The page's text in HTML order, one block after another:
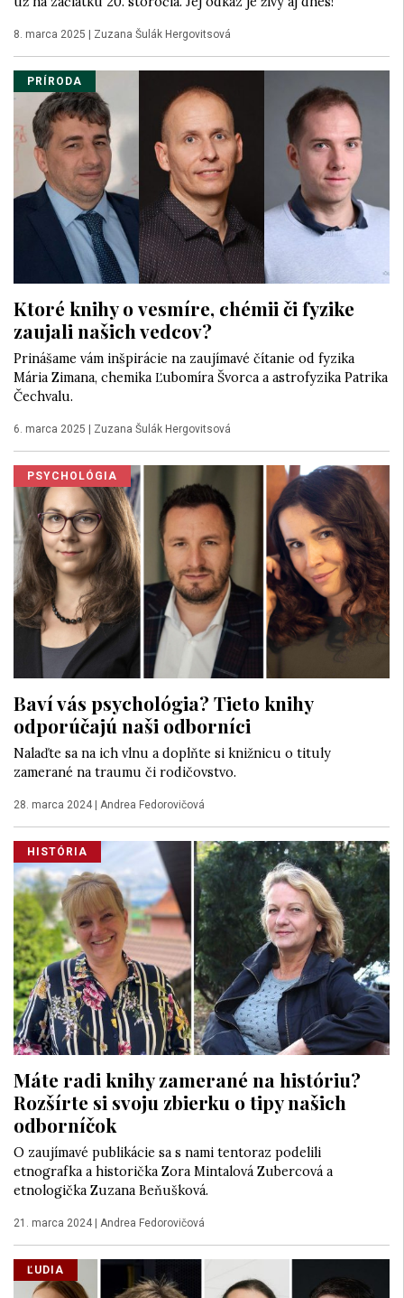
8. marca 2025 | Zuzana Šulák Hergovitsová
PRÍRODA
Ktoré knihy o vesmíre, chémii či fyzike
zaujali našich vedcov?
Prinášame vám inšpirácie na zaujímavé čítanie od fyzika
Mária Zimana, chemika Ľubomíra Švorca a astrofyzika Patrika
Čechvalu.
6. marca 2025 Zuzana Šulák Hergovitsová
PSYCHOLÓGIA
Baví vás psychológia? Tieto knihy
odporúčajú naši odborníci
Nalaďte sa na ich vlnu a doplňte si knižnicu o tituly
zamerané na traumu či rodičovstvo.
28. marca 2024 Andrea Fedorovičová
HISTÓRIA
Máte radi knihy zamerané na históriu?
Rozšírte si svoju zbierku o tipy našich
odborníčok
O zaujímavé publikácie sa s nami tentoraz podelili
etnografka a historička Zora Mintalová Zubercová a
etnologička Zuzana Beňušková.
21. marca 2024 | Andrea Fedorovičová
ĽUDIA